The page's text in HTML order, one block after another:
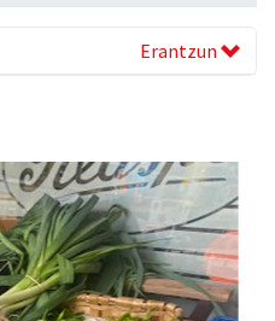
Erantzun